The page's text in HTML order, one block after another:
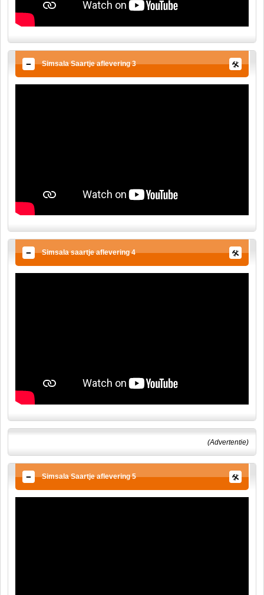
Simsala Saartje aflevering 3
Simsala saartje aflevering 4
(Advertentie)
Simsala Saartje aflevering 5